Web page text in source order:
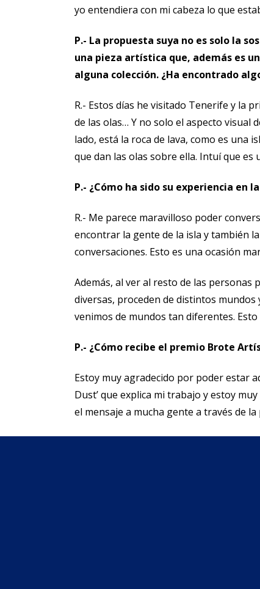
yo entendiera con mi cabeza lo que
P.- La propuesta suya no es solo la
una pieza artística que, además es
alguna colección. ¿Ha encontrado
R.- Estos días he visitado Tenerife y la
de las olas… Y no solo el aspecto visual
lado, está la roca de lava, como es una
que dan las olas sobre ella. Intuí que es
P.- ¿Cómo ha sido su experiencia en
R.- Me parece maravilloso poder
encontrar la gente de la isla y también
conversaciones. Esto es una ocasión
Además, al ver al resto de las personas
diversas, proceden de distintos
venimos de mundos tan diferentes.
P.- ¿Cómo recibe el premio Brote
Estoy muy agradecido por poder estar
Dust’ que explica mi trabajo y estoy
el mensaje a mucha gente a través de